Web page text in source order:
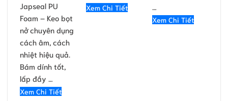
Japseal PU
Foam – Keo bọt
nở chuyên dụng
cách âm, cách
nhiệt hiệu quả.
Bám dính tốt,
lấp đầy …
Xem Chi Tiết
Xem Chi Tiết
…
Xem Chi Tiết